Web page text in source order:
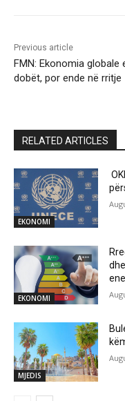
Previous article
FMN: Ekonomia globale
dobët, por ende në rritje
RELATED ARTICLES
EKONOMI
EKONOMI
MJEDIS